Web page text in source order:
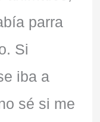
parra
Si
iba a
sé si me